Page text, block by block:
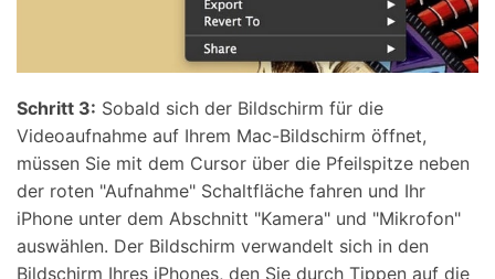
Schritt 3: Sobald sich der Bildschirm für die
Videoaufnahme auf Ihrem Mac-Bildschirm öffnet,
müssen Sie mit dem Cursor über die Pfeilspitze neben
der roten "Aufnahme" Schaltfläche fahren und Ihr
iPhone unter dem Abschnitt "Kamera" und "Mikrofon"
auswählen. Der Bildschirm verwandelt sich in den
Bildschirm Ihres iPhones, den Sie durch Tippen auf die